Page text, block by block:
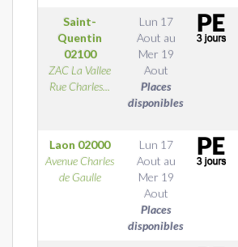
Saint-
Quentin
02100
ZAC La Vallee
Rue Charles...
Lun 17
Aout au
Mer 19
Aout
Places
disponibles
Laon 02000
Avenue Charles
de Gaulle
Lun 17
Aout au
Mer 19
Aout
Places
disponibles